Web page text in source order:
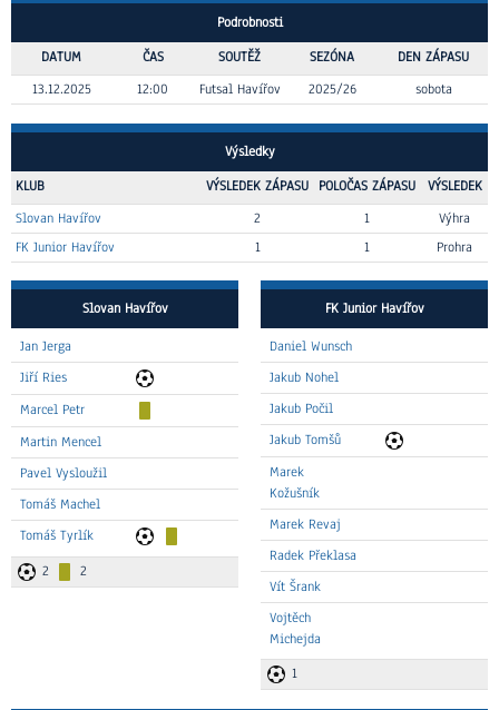
Podrobnosti
DATUM
ČAS SOUTĚŽ SEZÓNA
DEN ZÁPASU
13.12.2025
12:00 Futsal Havířov 2025/26 sobota
Výsledky
KLUB
VÝSLEDEK ZÁPASU POLOČAS ZÁPASU
VÝSLEDEK
Slovan Havířov
2 1
Výhra
FK Junior Havířov
1 1 Prohra
Slovan Havířov
Jan Jerga
Jiří Ries
Marcel Petr
Martin Mencel
Pavel Vysloužil
Tomáš Machel
Tomáš Tyrlík
2
2
FK Junior Havířov
Daniel Wunsch
Jakub Nohel
Jakub Počil
Jakub Tomšů
Marek
Kožušník
Marek Revaj
Radek Překlasa
Vít Šrank
Vojtěch
Michejda
1